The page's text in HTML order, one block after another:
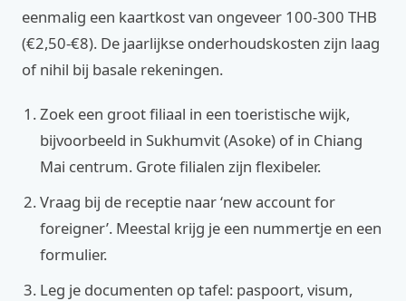
eenmalig een kaartkost van ongeveer 100‑300 THB
(€2,50‑€8). De jaarlijkse onderhoudskosten zijn laag
of nihil bij basale rekeningen.
Zoek een groot filiaal in een toeristische wijk,
bijvoorbeeld in Sukhumvit (Asoke) of in Chiang
Mai centrum. Grote filialen zijn flexibeler.
Vraag bij de receptie naar ‘new account for
foreigner’. Meestal krijg je een nummertje en een
formulier.
Leg je documenten op tafel: paspoort, visum,